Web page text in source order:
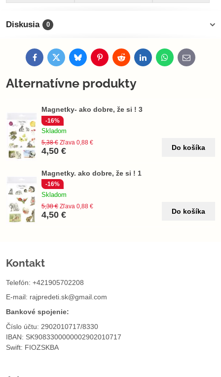
Diskusia 0
FacebookTwitterBlueskyPinterestRedditLinkedInWhatsApp
E-
mail
Alternatívne produkty
Magnetky- ako dobre, že si ! 3
-16%
Skladom
4,50 €
5,38 € Zľava 0,88 €
Do košíka
Magnetky. ako dobre, že si ! 1
-16%
Skladom
4,50 €
5,38 € Zľava 0,88 €
Do košíka
Kontakt
Telefón: +421905702208
E-mail: rajpredeti.sk@gmail.com
Bankové spojenie:
Číslo účtu: 2902010717/8330
IBAN: SK9083300000002902010717
Swift: FIOZSKBA